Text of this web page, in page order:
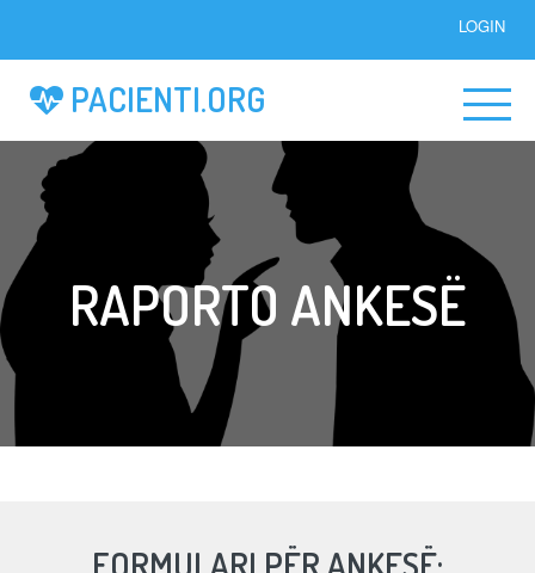
LOGIN
PACIENTI.ORG
RAPORTO ANKESË